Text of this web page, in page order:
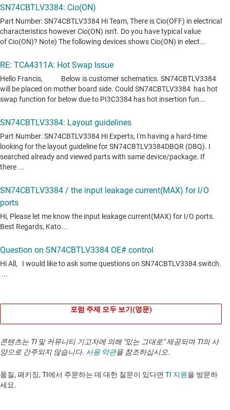
포럼 주제 모두 보기(영문)
콘텐츠는 TI 및 커뮤니티 기고자에 의해 "있는 그대로" 제공되며 TI의 사
양으로 간주되지 않습니다. 사용 약관을 참조하십시오.
품질, 패키징, TI에서 주문하는 데 대한 질문이 있다면 TI 지원을 방문하
세요. ​​​​​​​​​​​​​​